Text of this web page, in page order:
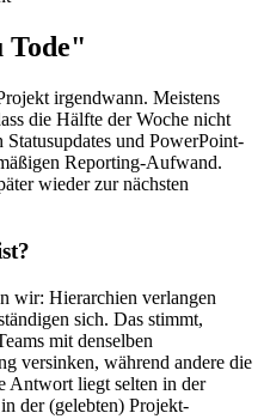
Tode"
irgendwann. Meistens
die Hälfte der Woche nicht
und PowerPoint-
Reporting-Aufwand.
wieder zur nächsten
wir: Hierarchien verlangen
sich. Das stimmt,
mit denselben
versinken, während andere die
Antwort liegt selten in der
der (gelebten) Projekt-